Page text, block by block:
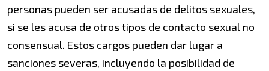
personas pueden ser acusadas de delitos sexuales,
si se les acusa de otros tipos de contacto sexual no
consensual. Estos cargos pueden dar lugar a
sanciones severas, incluyendo la posibilidad de